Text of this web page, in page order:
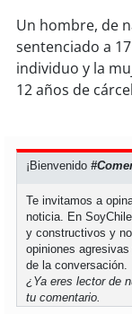
soy
soycoronel
soytemuco
soyvaldivia
soyosorno
soy
Un hombre, de
sentenciado a
individuo y la
12 años de
¡Bienvenido
Te invitamos a
noticia. En
y constructivos y
opiniones
de la conversación.
¿Ya eres lector de
tu comentario.